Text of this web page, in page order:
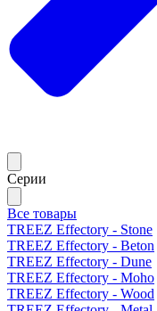
Серии
Все товары
TREEZ Effectory - Stone
TREEZ Effectory - Beton
TREEZ Effectory - Dune
TREEZ Effectory - Moho
TREEZ Effectory - Wood